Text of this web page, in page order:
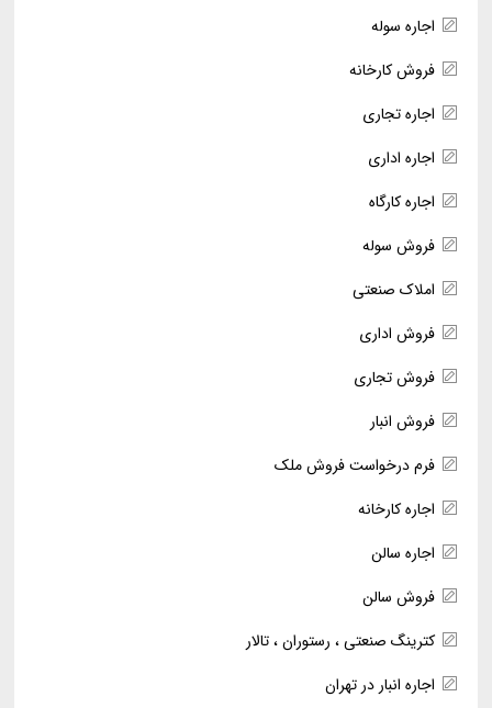
اجاره سوله
فروش کارخانه
اجاره تجاری
اجاره اداری
اجاره کارگاه
فروش سوله
املاک صنعتی
فروش اداری
فروش تجاری
فروش انبار
فرم درخواست فروش ملک
اجاره کارخانه
اجاره سالن
فروش سالن
کترینگ صنعتی ، رستوران ، تالار
اجاره انبار در تهران